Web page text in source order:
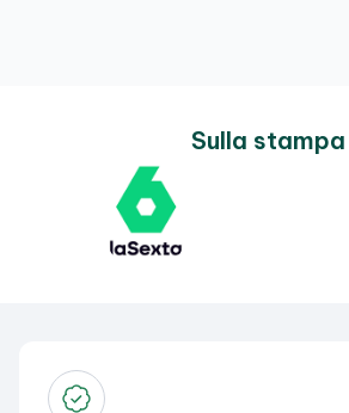
Sulla stampa